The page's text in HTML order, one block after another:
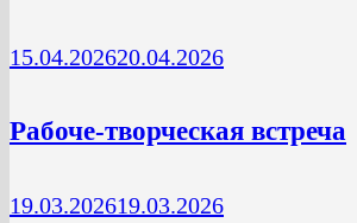
15.04.202620.04.2026
Рабоче-творческая встреча
19.03.202619.03.2026